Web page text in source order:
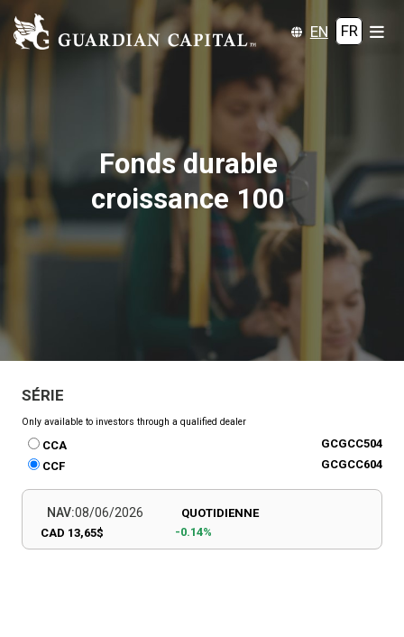
EN FR
Fonds durable
croissance 100
SÉRIE
Only available to investors through a qualified dealer
CCA
GCGCC504
CCF
GCGCC604
NAV:08/06/2026
CAD 13,65$
QUOTIDIENNE
-0.14%